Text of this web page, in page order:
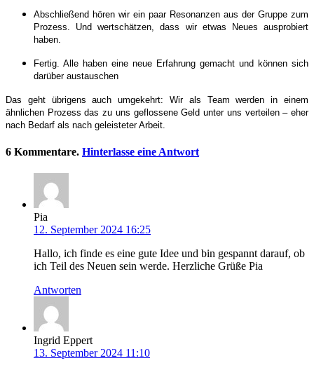
Abschließend hören wir ein paar Resonanzen aus der Gruppe zum
Prozess. Und wertschätzen, dass wir etwas Neues ausprobiert
haben.
Fertig. Alle haben eine neue Erfahrung gemacht und können sich
darüber austauschen
Das geht übrigens auch umgekehrt: Wir als Team werden in einem
ähnlichen Prozess das zu uns geflossene Geld unter uns verteilen – eher
nach Bedarf als nach geleisteter Arbeit.
6 Kommentare. Hinterlasse eine Antwort
Pia
12. September 2024 16:25
Hallo, ich finde es eine gute Idee und bin gespannt darauf, ob
ich Teil des Neuen sein werde. Herzliche Grüße Pia
Antworten
Ingrid Eppert
13. September 2024 11:10